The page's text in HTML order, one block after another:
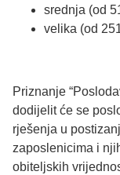
srednja (od
velika (od
Priznanje
dodijelit će se
rješenja u
zaposlenicima i
obiteljskih